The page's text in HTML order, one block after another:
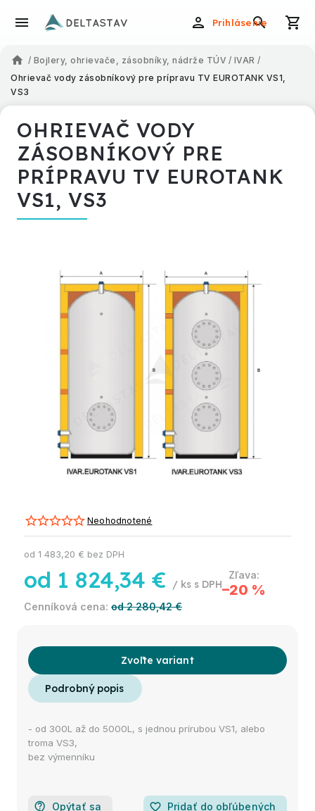
Prihlásenie
/ Bojlery, ohrievače, zásobníky, nádrže TÚV / IVAR /
Ohrievač vody zásobníkový pre prípravu TV EUROTANK VS1,
VS3
OHRIEVAČ VODY
ZÁSOBNÍKOVÝ PRE
PRÍPRAVU TV EUROTANK
VS1, VS3
Neohodnotené
od 2 280,42 €
–20 %
od 1 824,34 € / ks
od 1 483,20 € bez DPH
Zvoľte variant
- od 300L až do 5000L, s jednou prírubou VS1, alebo
troma VS3,
bez výmenníku
Opýtať sa favorite_border Pridať do obľúbených